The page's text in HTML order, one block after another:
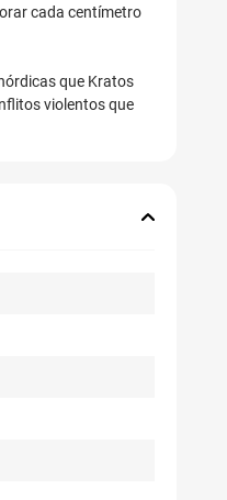
cada centímetro
que Kratos
violentos que